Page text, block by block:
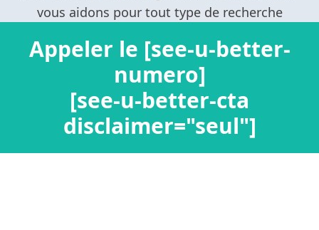
Appeler le [see-u-better-
numero]
[see-u-better-cta
disclaimer="seul"]